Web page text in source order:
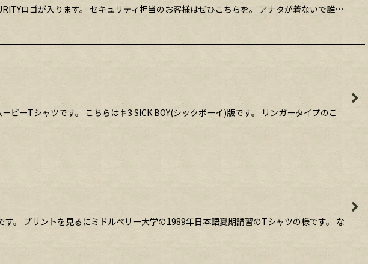
ロゴが入ります。 セキュリティ担当のお客様はぜひこちらを。 アナタが着ないで誰…
ーTシャツです。 こちらは♯3 SICK BOY(シックボーイ)版です。 リンガータイプのこ
。 プリントを見るにミドルベリー大学の1989年日本語夏期講習のTシャツの様です。 な